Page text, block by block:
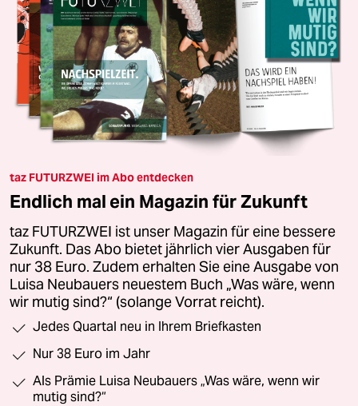
taz FUTURZWEI im Abo entdecken
Endlich mal ein Magazin für Zukunft
taz FUTURZWEI ist unser Magazin für eine bessere
Zukunft. Das Abo bietet jährlich vier Ausgaben für
nur 38 Euro. Zudem erhalten Sie eine Ausgabe von
Luisa Neubauers neuestem Buch „Was wäre, wenn
wir mutig sind?“ (solange Vorrat reicht).
Jedes Quartal neu in Ihrem Briefkasten
Nur 38 Euro im Jahr
Als Prämie Luisa Neubauers „Was wäre, wenn wir
mutig sind?“